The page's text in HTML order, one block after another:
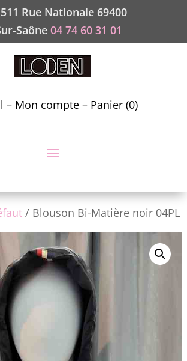
Rue Nationale 69400
Saône 04 74 60 31 01
– Mon compte– Panier (0)
/ Blouson Bi-Matière noir 04PL